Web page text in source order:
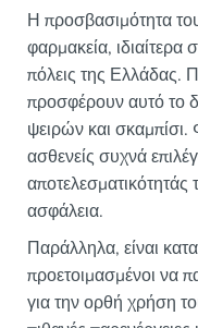
Η προσβασιμότητα
φαρμακεία,
πόλεις της Ελλάδας.
προσφέρουν αυτό το
ψειρών και σκαμπίσι.
ασθενείς συχνά
ασφάλεια.
Παράλληλα, είναι
προετοιμασμένοι να
για την ορθή χρήση